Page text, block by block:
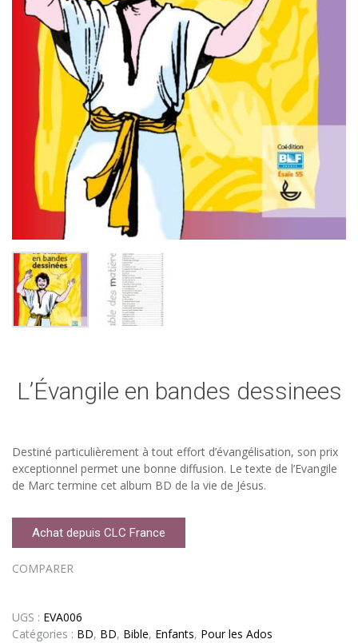
L’Évangile en bandes dessinees
Destiné particulièrement à tout effort d’évangélisation, son prix
exceptionnel permet une bonne diffusion. Le texte de l’Evangile
de Marc termine cet album BD de la vie de Jésus.
Achat depuis CLC France
COMPARER
UGS : EVA006
Catégories : BD, BD, Bible, Enfants, Pour les Ados